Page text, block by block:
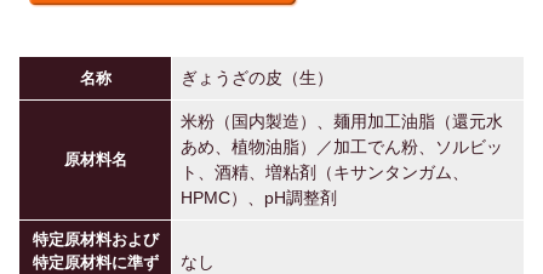
名称 ぎょうざの皮（生）
原材料名
米粉（国内製造）、麺用加工油脂（還元水
あめ、植物油脂）／加工でん粉、ソルビッ
ト、酒精、増粘剤（キサンタンガム、
HPMC）、pH調整剤
特定原材料および
特定原材料に準ず
なし